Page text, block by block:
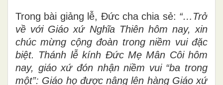
Trong bài giảng lễ, Đức cha chia sẻ: “…Trở
về với Giáo xứ Nghĩa Thiên hôm nay, xin
chúc mừng cộng đoàn trong niềm vui đặc
biệt. Thánh lễ kính Đức Mẹ Mân Côi hôm
nay, giáo xứ đón nhận niềm vui “ba trong
một”: Giáo họ được nâng lên hàng Giáo xứ